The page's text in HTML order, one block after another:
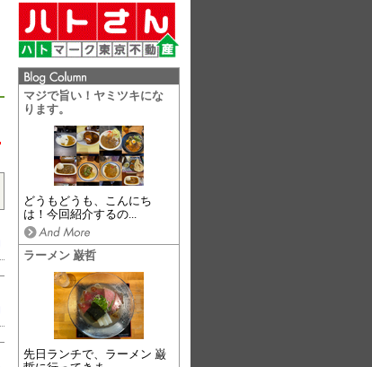
マジで旨い！ヤミツキにな
ります。
どうもどうも、こんにち
は！今回紹介するの...
ラーメン 巌哲
先日ランチで、ラーメン 巌